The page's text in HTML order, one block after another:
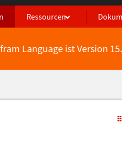
Ressourcen
Language ist Version